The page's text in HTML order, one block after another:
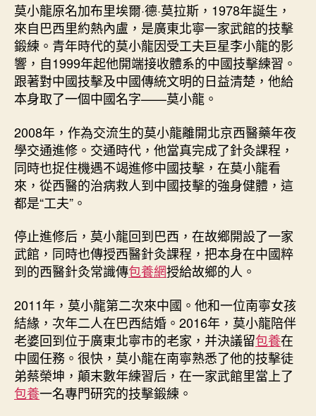
_
中
國
網〉
中
莫小龍原名加布里埃爾·德·莫拉斯，1978年誕生，
來自巴西里約熱內盧，是廣東北寧一家武館的技擊
鍛練。青年時代的莫小龍因受工夫巨星李小龍的影
響，自1999年起他開端接收體系的中國技擊練習。
跟著對中國技擊及中國傳統文明的日益清楚，他給
本身取了一個中國名字——莫小龍。
2008年，作為交流生的莫小龍離開北京西醫藥年夜
學交通進修。交通時代，他當真完成了針灸課程，
同時也捉住機遇不竭進修中國技擊，在莫小龍看
來，從西醫的治病救人到中國技擊的強身健體，這
都是“工夫”。
停止進修后，莫小龍回到巴西，在故鄉開設了一家
武館，同時也傳授西醫針灸課程，把本身在中國粹
到的西醫針灸常識傳包養網授給故鄉的人。
2011年，莫小龍第二次來中國。他和一位南寧女孩
結緣，次年二人在巴西結婚。2016年，莫小龍陪伴
老婆回到位于廣東北寧市的老家，并決議留包養在
中國任務。很快，莫小龍在南寧熟悉了他的技擊徒
弟蔡榮坤，顛末數年練習后，在一家武館里當上了
包養一名專門研究的技擊鍛練。